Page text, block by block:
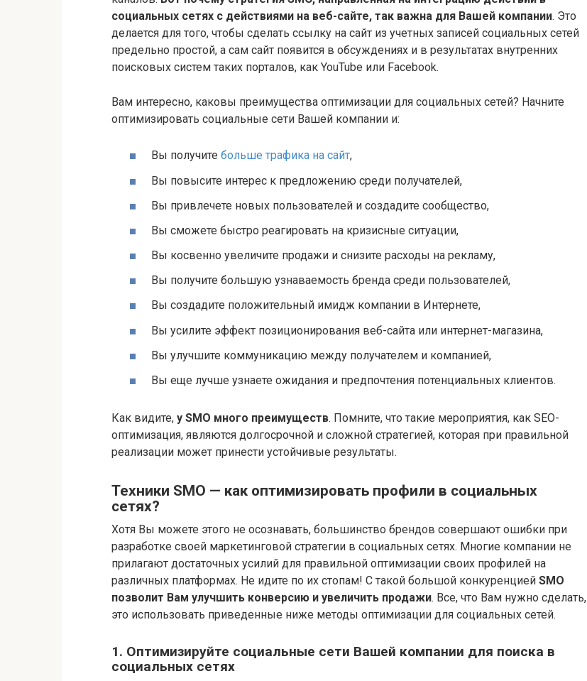
социальных сетях с действиями на веб-сайте, так важна для Вашей компании. Это
делается для того, чтобы сделать ссылку на сайт из учетных записей социальных сетей
предельно простой, а сам сайт появится в обсуждениях и в результатах внутренних
поисковых систем таких порталов, как YouTube или Facebook.
Вам интересно, каковы преимущества оптимизации для социальных сетей? Начните
оптимизировать социальные сети Вашей компании и:
Вы получите больше трафика на сайт,
Вы повысите интерес к предложению среди получателей,
Вы привлечете новых пользователей и создадите сообщество,
Вы сможете быстро реагировать на кризисные ситуации,
Вы косвенно увеличите продажи и снизите расходы на рекламу,
Вы получите большую узнаваемость бренда среди пользователей,
Вы создадите положительный имидж компании в Интернете,
Вы усилите эффект позиционирования веб-сайта или интернет-магазина,
Вы улучшите коммуникацию между получателем и компанией,
Вы еще лучше узнаете ожидания и предпочтения потенциальных клиентов.
Как видите, у SMO много преимуществ. Помните, что такие мероприятия, как SEO-
оптимизация, являются долгосрочной и сложной стратегией, которая при правильной
реализации может принести устойчивые результаты.
Техники SMO — как оптимизировать профили в социальных
сетях?
Хотя Вы можете этого не осознавать, большинство брендов совершают ошибки при
разработке своей маркетинговой стратегии в социальных сетях. Многие компании не
прилагают достаточных усилий для правильной оптимизации своих профилей на
различных платформах. Не идите по их стопам! С такой большой конкуренцией SMO
позволит Вам улучшить конверсию и увеличить продажи. Все, что Вам нужно сделать,
это использовать приведенные ниже методы оптимизации для социальных сетей.
1. Оптимизируйте социальные сети Вашей компании для поиска в
социальных сетях